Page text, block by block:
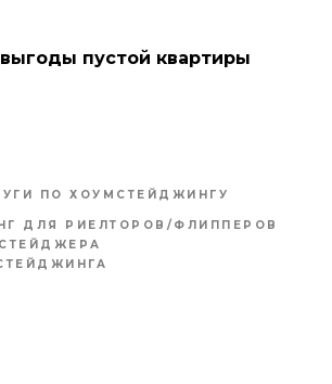
выгоды пустой квартиры
ПО ХОУМСТЕЙДЖИНГУ
ДЛЯ РИЕЛТОРОВ/ФЛИППЕРОВ